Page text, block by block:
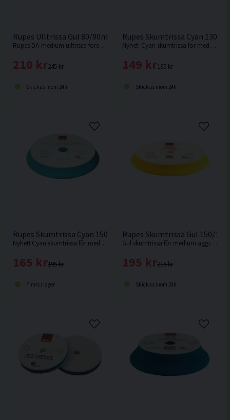
Rupes Ulltrissa Gul 80/90mm
Rupes DA-medium ulltrissa förenar snabb borttagning av defekter samtidigt som den lämnar en högblank yta efter sig. Passar Rupes LHR75 eller motsvarande med 75/80mm fästplatta.
245 kr
210 kr
Skickas inom 24h
Rupes Skumtrissa Cyan 130/
Nyhet! Cyan skumtrissa för medium/hård aggressivitet. Perfekt enstegstrissa. Passar Rupes LHR15 eller motsvarande med 130mm fästplatta.
185 kr
149 kr
Skickas inom 24h
Rupes Skumtrissa Cyan 150/180mm
Nyhet! Cyan skumtrissa för medium/hård aggressivitet. Perfekt enstegstrissa. Passar Rupes LHR21 eller motsvarande med 150mm fästplatta.
195 kr
165 kr
Finns i lager
Rupes Skumtrissa Gul 150/
Gul skumtrissa för medium aggressivitet. Passar Rupes LHR21 eller motsvarande med 150mm fästplatta.
215 kr
195 kr
Skickas inom 24h